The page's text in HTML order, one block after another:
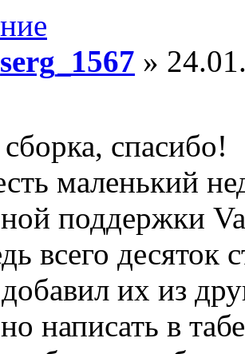
serg_1567 »
спасибо!
маленький
поддержки
всего
их из
написать в